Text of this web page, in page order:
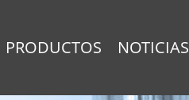
PRODUCTOS NOTICIAS